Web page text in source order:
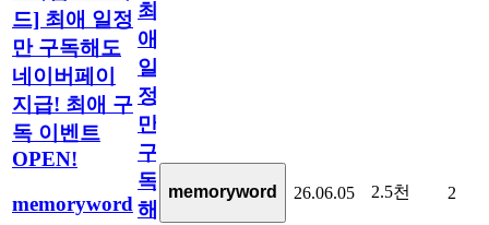
드] 최애 일정
만 구독해도
네이버페이
지급! 최애 구
독 이벤트
OPEN!
memoryword
최
애
일
정
만
구
독
해
memoryword 26.06.05 2.5천 2